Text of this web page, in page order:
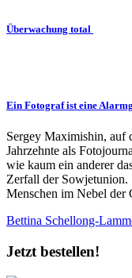
Überwachung total
Ein Fotograf ist eine
Sergey Maximishin, auf
Jahrzehnte als
wie kaum ein anderer
Zerfall der Sowjetunion.
Menschen im Nebel
Bettina Schellong-
Jetzt bestellen!